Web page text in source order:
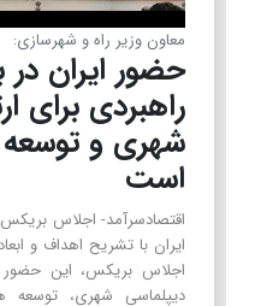
معاون وزیر راه و شهرسازی:
حضور ایران
راهبردی برای
شهری و توسعه
است
اقتصادسرآمد- اجلاس
ایران با تشریح اهداف و
اجلاس بریکس، این حضور
دیپلماسی شهری، توسعه